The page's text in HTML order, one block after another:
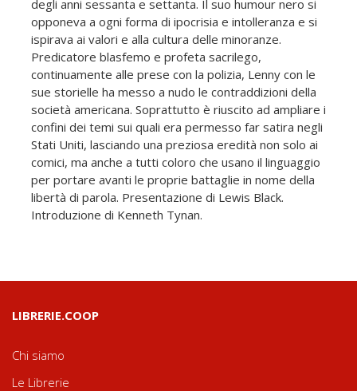
degli anni sessanta e settanta. Il suo humour nero si
opponeva a ogni forma di ipocrisia e intolleranza e si
ispirava ai valori e alla cultura delle minoranze.
Predicatore blasfemo e profeta sacrilego,
continuamente alle prese con la polizia, Lenny con le
sue storielle ha messo a nudo le contraddizioni della
società americana. Soprattutto è riuscito ad ampliare i
confini dei temi sui quali era permesso far satira negli
Stati Uniti, lasciando una preziosa eredità non solo ai
comici, ma anche a tutti coloro che usano il linguaggio
per portare avanti le proprie battaglie in nome della
libertà di parola. Presentazione di Lewis Black.
Introduzione di Kenneth Tynan.
LIBRERIE.COOP
Chi siamo
Le Librerie